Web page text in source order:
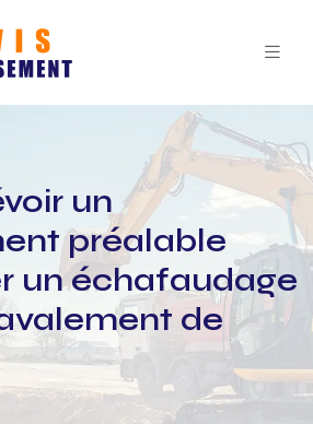
un
préalable
un échafaudage
de